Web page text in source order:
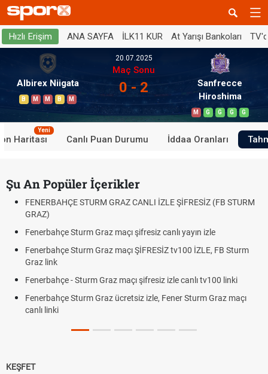
Hızlı Erişim ANA SAYFA İLK11 KUR At Yarışı Bankoları
Albirex Niigata
B M M B M
20.07.2025
Maç Sonu
0 - 2
Sanfrecce
Hiroshima
M G G G G
Haritası
Yeni
Canlı Puan Durumu İddaa Oranları
Şu An Popüler İçerikler
FENERBAHÇE STURM GRAZ CANLI İZLE ŞİFRESİZ (FB STURM
GRAZ)
Fenerbahçe Sturm Graz maçı şifresiz canlı yayın izle
Fenerbahçe Sturm Graz maçı ŞİFRESİZ tv100 İZLE, FB Sturm
Graz link
Fenerbahçe - Sturm Graz maçı şifresiz izle canlı tv100 linki
Fenerbahçe Sturm Graz ücretsiz izle, Fener Sturm Graz maçı
canlı linki
KEŞFET